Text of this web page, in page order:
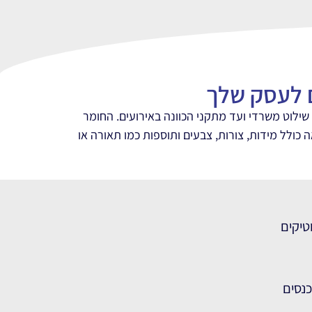
לעסק שלך
משרדי ועד מתקני הכוונה באירועים. החומר
מידות, צורות, צבעים ותוספות כמו תאורה או